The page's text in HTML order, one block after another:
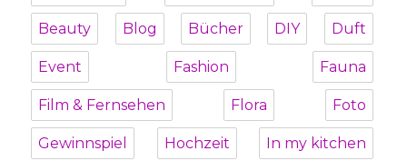
Beauty Blog Bücher DIY Duft
Event Fashion Fauna
Film & Fernsehen Flora Foto
Gewinnspiel Hochzeit In my kitchen